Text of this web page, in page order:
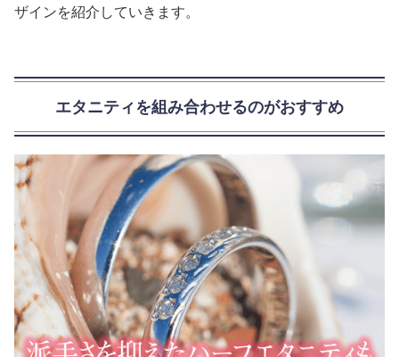
ザインを紹介していきます。
エタニティを組み合わせるのがおすすめ